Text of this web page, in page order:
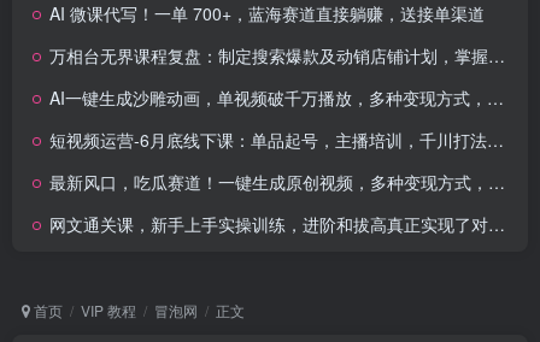
AI 微课代写！一单 700+，蓝海赛道直接躺赚，送接单渠道
万相台无界课程复盘：制定搜索爆款及动销店铺计划，掌握精准人群推广逻辑
AI一键生成沙雕动画，单视频破千万播放，多种变现方式，日入2000+
短视频运营-6月底线下课：单品起号，主播培训，千川打法等/录音+文字+课件
最新风口，吃瓜赛道！一键生成原创视频，多种变现方式，轻松日入10.
网文通关课，新手上手实操训练，进阶和拔高真正实现了对网文写作的知识点全覆盖
首页 VIP 教程 冒泡网 正文